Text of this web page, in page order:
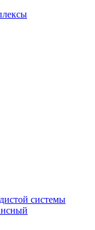
системы